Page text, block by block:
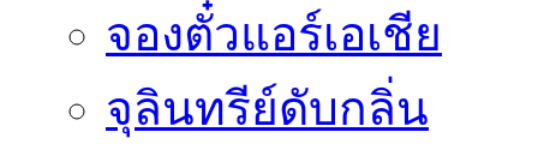
จองตั๋วแอร์เอเชีย
จุลินทรีย์ดับกลิ่น